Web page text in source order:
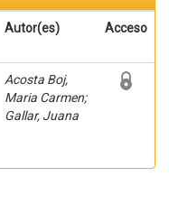
Autor(es) Acceso
Acosta Boj,
Maria Carmen;
Gallar, Juana